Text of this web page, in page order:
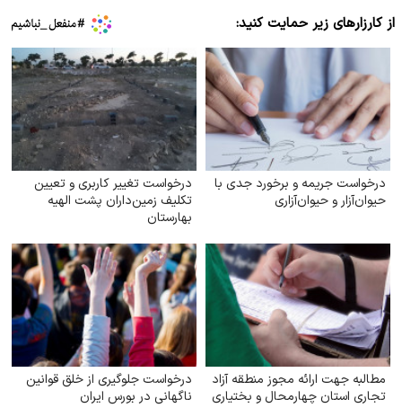
از کارزارهای زیر حمایت کنید:
درخواست جریمه و برخورد جدی با
حیوان‌آزار و حیوان‌آزاری
درخواست تغییر کاربری و تعیین‌
تکلیف زمین‌داران پشت الهیه
بهارستان
مطالبه جهت ارائه مجوز منطقه آزاد
تجاری استان چهارمحال و بختیاری
درخواست جلوگیری از خلق قوانین
ناگهانی در بورس ایران